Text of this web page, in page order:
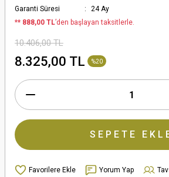
Garanti Süresi
24 Ay
** 888,00 TL’den başlayan taksitlerle.
10.406,00 TL
8.325,00 TL %20
SEPETE
Yorum Yap